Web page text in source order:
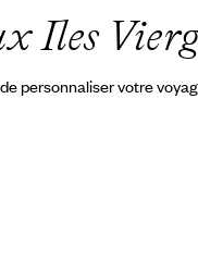
Iles
personnaliser votre